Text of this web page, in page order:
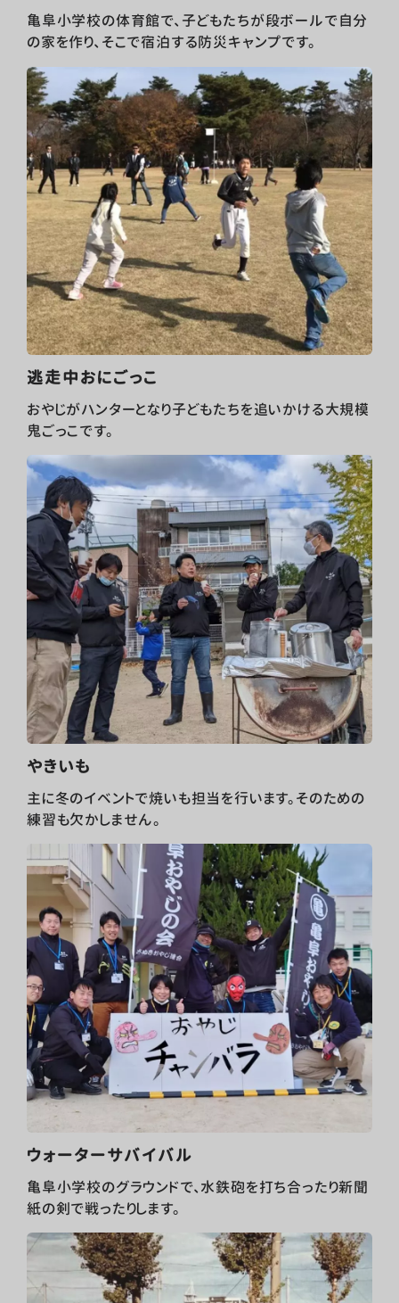
亀阜小学校の体育館で、子どもたちが段ボールで自分
の家を作り、そこで宿泊する防災キャンプです。
逃走中おにごっこ
おやじがハンターとなり子どもたちを追いかける大規模
鬼ごっこです。
やきいも
主に冬のイベントで焼いも担当を行います。そのための
練習も欠かしません。
ウォーターサバイバル
亀阜小学校のグラウンドで、水鉄砲を打ち合ったり新聞
紙の剣で戦ったりします。